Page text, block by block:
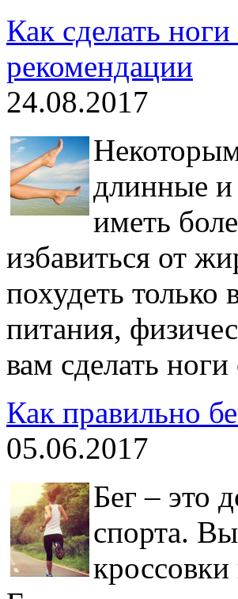
Как сделать
рекомендации
24.08.2017
длинные и
иметь
избавиться от
похудеть только
питания,
вам сделать
Как правильно
05.06.2017
Бег – это
спорта.